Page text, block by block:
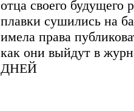
отца своего
плавки сушились на
имела права
как они выйдут в
ДНЕЙ